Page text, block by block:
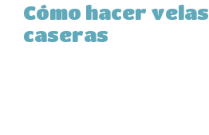
Cómo hacer velas
caseras